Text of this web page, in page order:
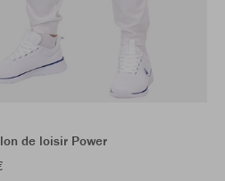
de loisir Power